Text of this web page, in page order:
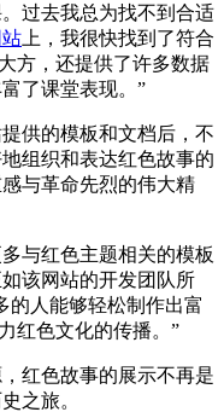
过去我总为找不到合适
上，我很快找到了符合
方，还提供了许多数据
了课堂表现。”
供的模板和文档后，不
组织和表达红色故事的
与革命先烈的伟大精
与红色主题相关的模板
该网站的开发团队所
的人能够轻松制作出富
红色文化的传播。”
红色故事的展示不再是
之旅。